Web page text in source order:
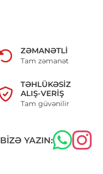
ZƏMANƏTLI
Tam zəmanət
TƏHLÜKƏSIZ
ALIŞ-VERIŞ
Tam güvənilir
BIZƏ YAZIN: